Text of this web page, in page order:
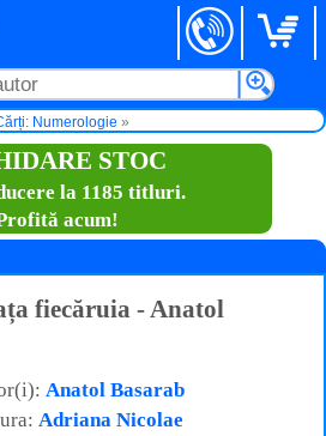
Numerologie
STOC
la 1185 titluri.
acum!
fiecăruia - Anatol
Anatol Basarab
Adriana Nicolae